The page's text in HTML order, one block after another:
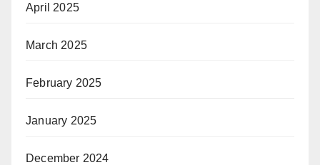
April 2025
March 2025
February 2025
January 2025
December 2024